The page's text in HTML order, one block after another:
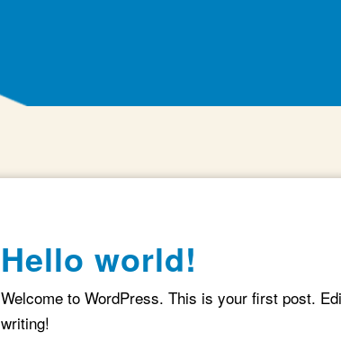
Hello world!
Welcome to WordPress. This is your first post.
writing!